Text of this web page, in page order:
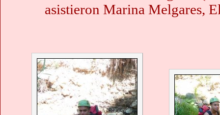
asistieron Marina Melgares,